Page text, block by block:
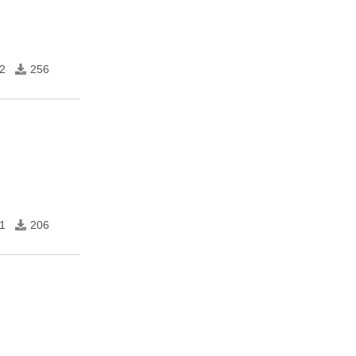
256
206